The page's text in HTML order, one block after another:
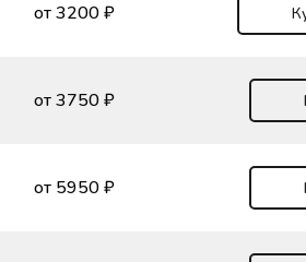
от 3200 ₽
от 3750 ₽
от 5950 ₽